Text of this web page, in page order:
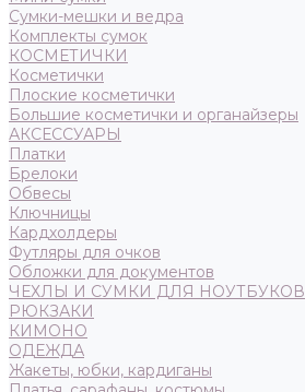
Сумки-мешки и ведра
Комплекты сумок
КОСМЕТИЧКИ
Косметички
Плоские косметички
Большие косметички и органайзеры
АКСЕССУАРЫ
Платки
Брелоки
Обвесы
Ключницы
Кардхолдеры
Футляры для очков
Обложки для документов
ЧЕХЛЫ И СУМКИ ДЛЯ НОУТБУКОВ
РЮКЗАКИ
КИМОНО
ОДЕЖДА
Жакеты, юбки, кардиганы